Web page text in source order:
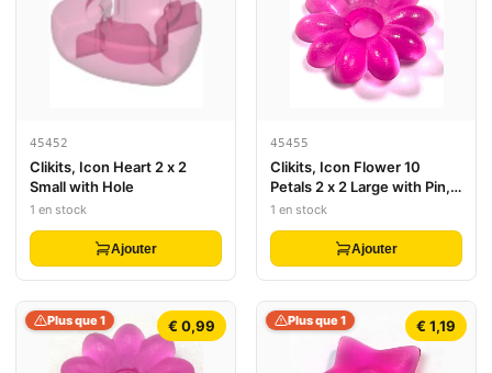
45452
Clikits, Icon Heart 2 x 2
Small with Hole
1 en stock
Ajouter
45455
Clikits, Icon Flower 10
Petals 2 x 2 Large with Pin,
Frosted (Solid and
1 en stock
Ajouter
€ 0,99
Plus que 1 € 1,19
Plus que 1